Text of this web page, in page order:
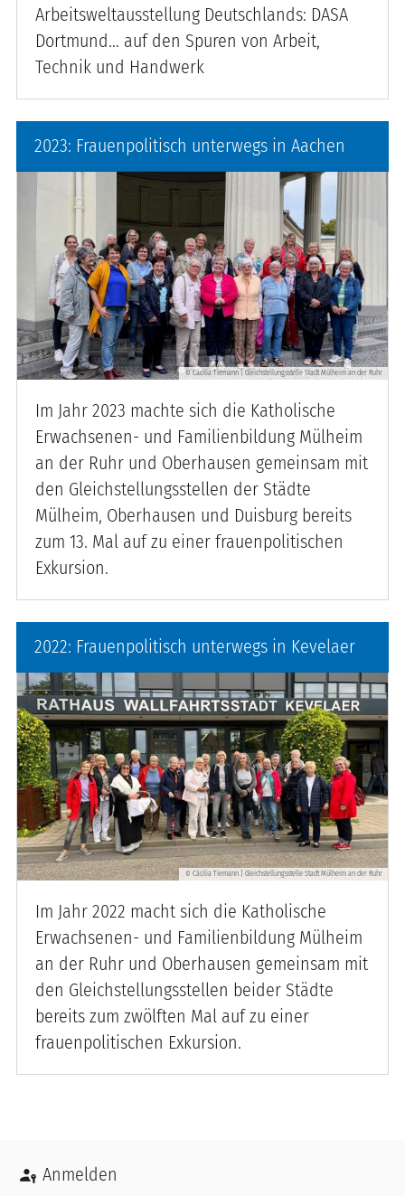
Arbeitsweltausstellung Deutschlands: DASA
Dortmund… auf den Spuren von Arbeit,
Technik und Handwerk
2023: Frauenpolitisch unterwegs in Aachen
© Cäcilia Tiemann | Gleichstellungsstelle Stadt Mülheim an der Ruhr
Im Jahr 2023 machte sich die Katholische
Erwachsenen- und Familienbildung Mülheim
an der Ruhr und Oberhausen gemeinsam mit
den Gleichstellungsstellen der Städte
Mülheim, Oberhausen und Duisburg bereits
zum 13. Mal auf zu einer frauenpolitischen
Exkursion.
2022: Frauenpolitisch unterwegs in Kevelaer
© Cäcilia Tiemann | Gleichstellungsstelle Stadt Mülheim an der Ruhr
Im Jahr 2022 macht sich die Katholische
Erwachsenen- und Familienbildung Mülheim
an der Ruhr und Oberhausen gemeinsam mit
den Gleichstellungsstellen beider Städte
bereits zum zwölften Mal auf zu einer
frauenpolitischen Exkursion.
Benutzermenü
Anmelden